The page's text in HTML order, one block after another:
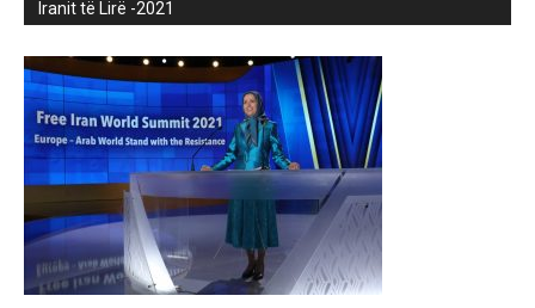
Iranit të Lirë -2021